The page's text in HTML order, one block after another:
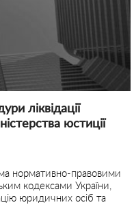
ліквідації
юстиції
нормативно-правовими
кодексами України,
юридичних осіб та